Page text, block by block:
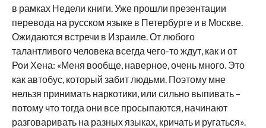
в рамках Недели книги. Уже прошли презентации
перевода на русском языке в Петербурге и в Москве.
Ожидаются встречи в Израиле. От любого
талантливого человека всегда чего-то ждут, как и от
Рои Хена: «Меня вообще, наверное, очень много. Это
как автобус, который забит людьми. Поэтому мне
нельзя принимать наркотики, или сильно выпивать –
потому что тогда они все просыпаются, начинают
разговаривать на разных языках, кричать и ругаться».